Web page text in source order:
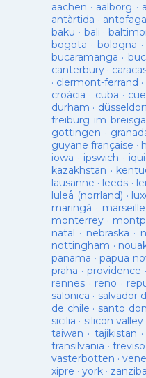
aachen · aalborg ·
antàrtida ·
baku · bali ·
bogota · bologna
bucaramanga ·
canterbury ·
· clermont-ferrand ·
croàcia · cuba ·
durham ·
freiburg im
gottingen ·
guyane française ·
iowa · ipswich ·
kazakhstan ·
lausanne · leeds ·
luleå (norrland) ·
maringá · marseille
monterrey ·
natal · nebraska ·
nottingham ·
panama ·papua
praha · providence
rennes · reno ·
salonica · salvador
de chile · santo
sicilia · silicon valley
taiwan · tajikistan
transilvania ·treviso
vasterbotten ·
xipre · york ·